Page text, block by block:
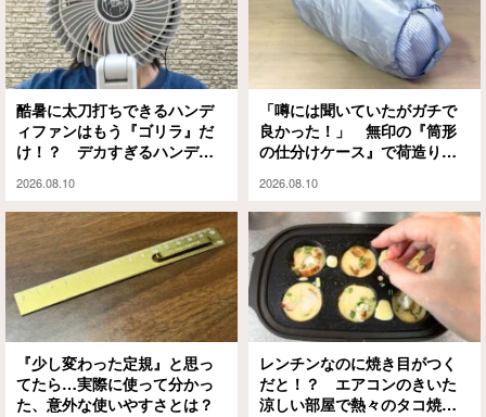
酷暑に太刀打ちできるハンデ
ィファンはもう『ゴリラ』だ
け！？ デカすぎるハンディ
2026.08.10
「噂には聞いていたがガチで
良かった！」 無印の『筒形
の仕分けケース』で荷造りの
2026.08.10
『少し変わった定規』と思っ
てたら…実際に使って分かっ
た、意外な使いやすさとは？
レンチンなのに焼き目がつく
だと！？ エアコンのきいた
涼しい部屋で熱々のタコ焼き